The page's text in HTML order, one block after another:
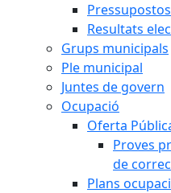
Resultats
Grups municipals
Ple municipal
Juntes de govern
Ocupació
Oferta
Proves
de
Plans